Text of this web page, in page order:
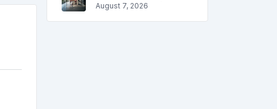
August 7, 2026